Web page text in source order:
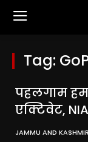
Tag:
पहलगाम
एक्टिवेट,
JAMMU AND KASHMIR